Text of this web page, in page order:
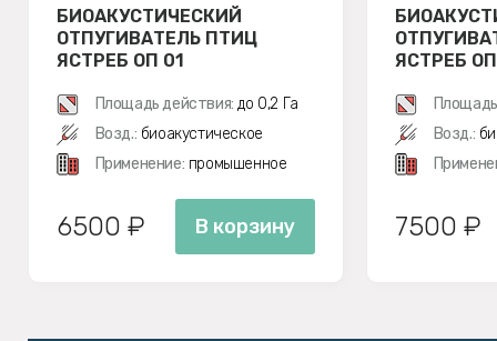
БИОАКУСТИЧЕСКИЙ
ОТПУГИВАТЕЛЬ ПТИЦ
ЯСТРЕБ ОП 01
Площадь действия: до 0,2 Га
Возд.: биоакустическое
Применение: промышенное
6500 ₽ В корзину
ЯСТРЕБ
Возд.:
7500 ₽